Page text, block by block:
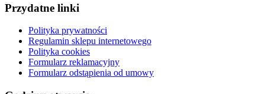
Przydatne linki
Polityka prywatności
Regulamin sklepu internetowego
Polityka cookies
Formularz reklamacyjny
Formularz odstąpienia od umowy